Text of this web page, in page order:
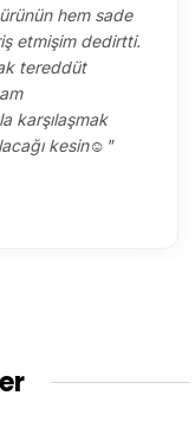
ürünün hem sade
tereddüt
karşılaşmak
kesin☺️"